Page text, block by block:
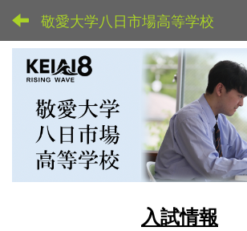
敬愛大学八日市場高等学校
入試情報